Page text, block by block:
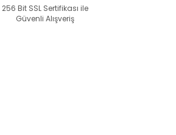
Bu ürüne benzer farklı alternatifler olmalı.
256 Bit SSL Sertifikası ile
Güvenli Alışveriş